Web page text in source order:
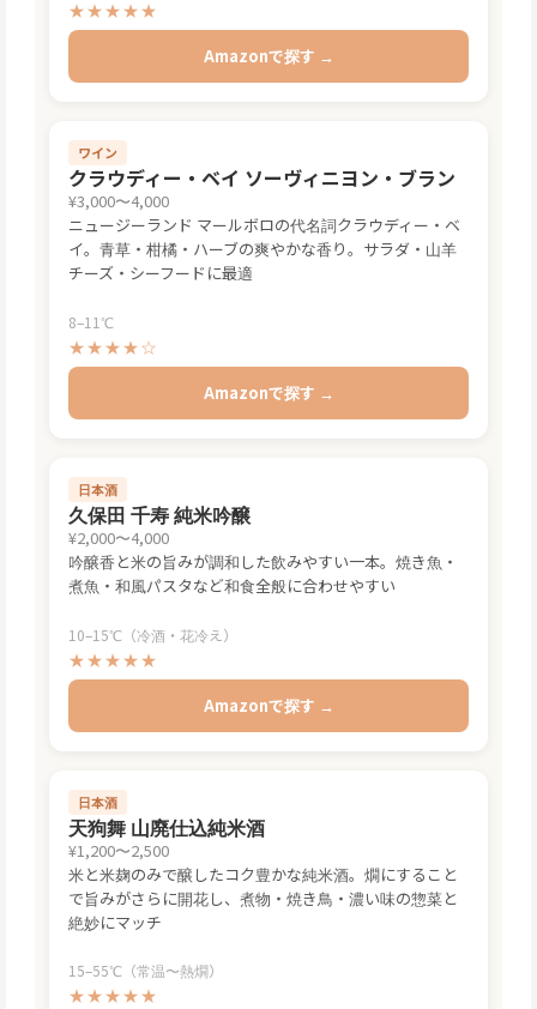
★★★★★
Amazonで探す →
ワイン
クラウディー・ベイ ソーヴィニヨン・ブラン
¥3,000〜4,000
ニュージーランド マールボロの代名詞クラウディー・ベ
イ。青草・柑橘・ハーブの爽やかな香り。サラダ・山羊
チーズ・シーフードに最適
8–11℃
★★★★☆
Amazonで探す →
日本酒
久保田 千寿 純米吟醸
¥2,000〜4,000
吟醸香と米の旨みが調和した飲みやすい一本。焼き魚・
煮魚・和風パスタなど和食全般に合わせやすい
10–15℃（冷酒・花冷え）
★★★★★
Amazonで探す →
日本酒
天狗舞 山廃仕込純米酒
¥1,200〜2,500
米と米麹のみで醸したコク豊かな純米酒。燗にすること
で旨みがさらに開花し、煮物・焼き鳥・濃い味の惣菜と
絶妙にマッチ
15–55℃（常温〜熱燗）
★★★★★